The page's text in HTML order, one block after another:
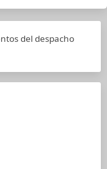
del despacho